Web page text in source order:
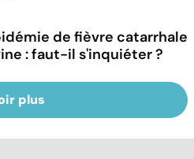
de fièvre catarrhale
: faut-il s'inquiéter ?
plus